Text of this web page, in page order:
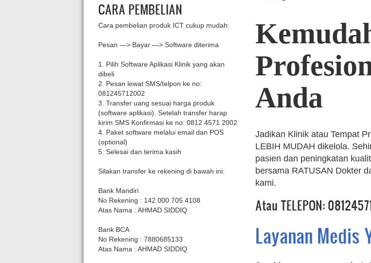
CARA PEMBELIAN
Cara pembelian produk ICT cukup mudah:
Pesan —> Bayar —> Software diterima
1. Pilih Software Aplikasi Klinik yang akan
dibeli
2. Pesan lewat SMS/telpon ke no:
081245712002
3. Transfer uang sesuai harga produk
(software aplikasi). Setelah transfer harap
kirim SMS Konfirmasi ke no: 0812 4571 2002
4. Paket software melalui email dan POS
(optional)
5. Selesai dan terima kasih
Silakan transfer ke rekening di bawah ini:
Bank Mandiri
No Rekening : 142 000 705 4108
Atas Nama : AHMAD SIDDIQ
Bank BCA
No Rekening : 7880685133
Atas Nama : AHMAD SIDDIQ
Anda
Jadikan Klinik atau Tempat
LEBIH MUDAH dikelola.
pasien dan peningkatan
bersama RATUSAN Dokter
kami.
Atau TELEPON:
Layanan Medis